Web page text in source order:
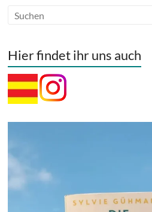
Hier findet ihr uns auch